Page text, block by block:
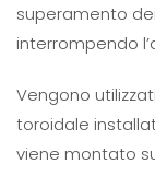
superamento
interrompendo
Vengono
toroidale
viene montato